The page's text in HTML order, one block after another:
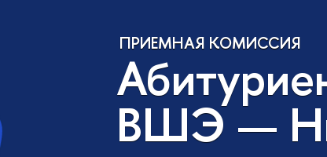
ПРИЕМНАЯ КОМИССИЯ
ВШЭ —